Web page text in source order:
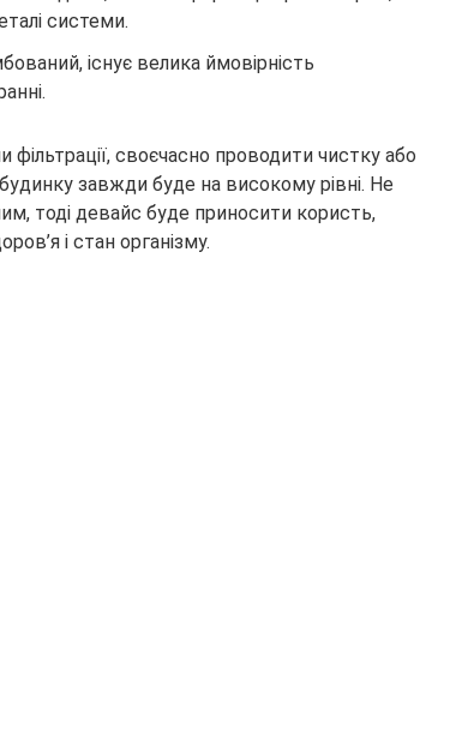
системи.
існує велика ймовірність
своєчасно проводити чистку або
завжди буде на високому рівні. Не
тоді девайс буде приносити користь,
і стан організму.